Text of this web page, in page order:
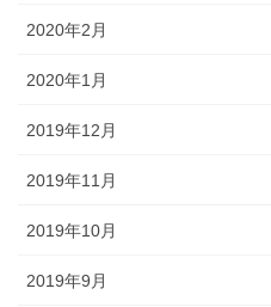
2020年2月
2020年1月
2019年12月
2019年11月
2019年10月
2019年9月